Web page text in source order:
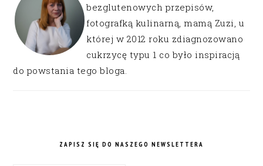
bezglutenowych przepisów,
fotografką kulinarną, mamą Zuzi, u
której w 2012 roku zdiagnozowano
cukrzycę typu 1 co było inspiracją
do powstania tego bloga.
ZAPISZ SIĘ DO NASZEGO NEWSLETTERA